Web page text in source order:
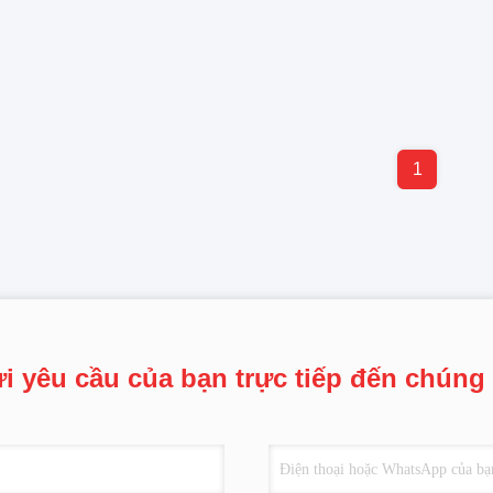
1
yêu cầu của bạn trực tiếp đến